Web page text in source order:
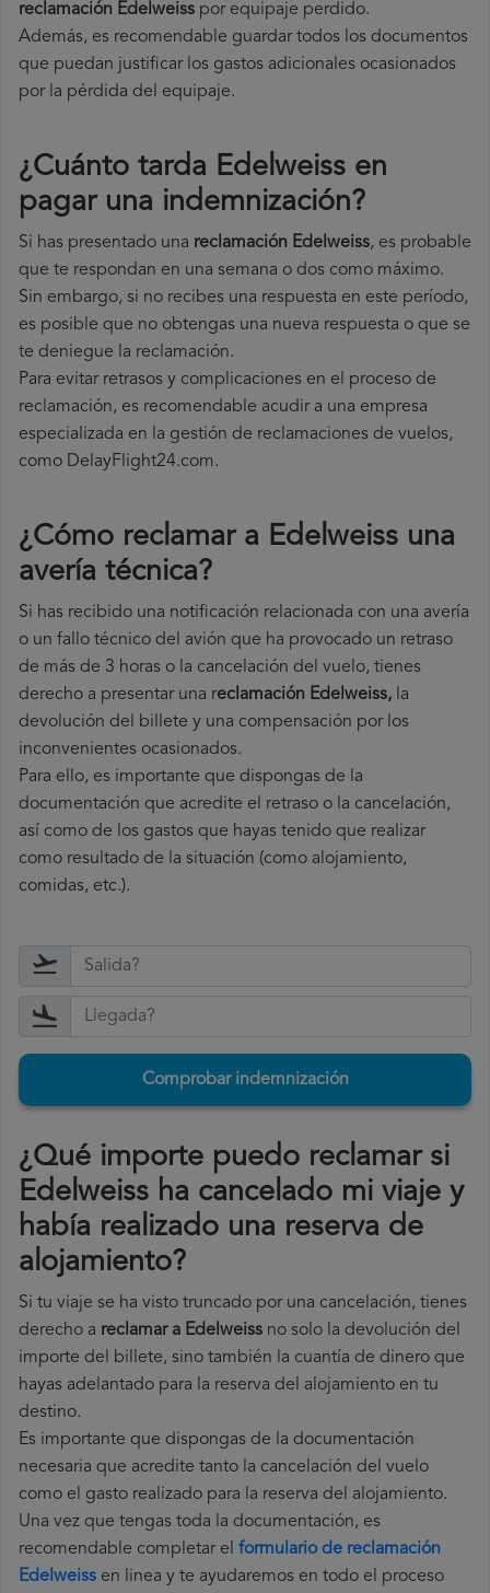
reclamación Edelweiss por equipaje perdido.
Además, es recomendable guardar todos los documentos
que puedan justificar los gastos adicionales ocasionados
por la pérdida del equipaje.
¿Cuánto tarda Edelweiss en
pagar una indemnización?
Si has presentado una reclamación Edelweiss, es probable
que te respondan en una semana o dos como máximo.
Sin embargo, si no recibes una respuesta en este período,
es posible que no obtengas una nueva respuesta o que se
te deniegue la reclamación.
Para evitar retrasos y complicaciones en el proceso de
reclamación, es recomendable acudir a una empresa
especializada en la gestión de reclamaciones de vuelos,
como DelayFlight24.com.
¿Cómo reclamar a Edelweiss una
avería técnica?
Si has recibido una notificación relacionada con una avería
o un fallo técnico del avión que ha provocado un retraso
de más de 3 horas o la cancelación del vuelo, tienes
derecho a presentar una reclamación Edelweiss, la
devolución del billete y una compensación por los
inconvenientes ocasionados.
Para ello, es importante que dispongas de la
documentación que acredite el retraso o la cancelación,
así como de los gastos que hayas tenido que realizar
como resultado de la situación (como alojamiento,
comidas, etc.).
Comprobar indemnización
¿Qué importe puedo reclamar si
Edelweiss ha cancelado mi viaje y
había realizado una reserva de
alojamiento?
Si tu viaje se ha visto truncado por una cancelación, tienes
derecho a reclamar a Edelweiss no solo la devolución del
importe del billete, sino también la cuantía de dinero que
hayas adelantado para la reserva del alojamiento en tu
destino.
Es importante que dispongas de la documentación
necesaria que acredite tanto la cancelación del vuelo
como el gasto realizado para la reserva del alojamiento.
Una vez que tengas toda la documentación, es
recomendable completar el formulario de reclamación
Edelweiss en linea y te ayudaremos en todo el proceso